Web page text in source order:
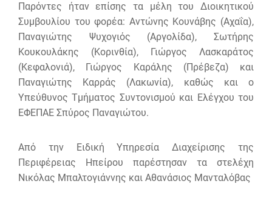
Παρόντες ήταν επίσης τα μέλη του Διοικητικού
Συμβουλίου του φορέα: Αντώνης Κουνάβης (Αχαΐα),
Παναγιώτης Ψυχογιός (Αργολίδα), Σωτήρης
Κουκουλάκης (Κορινθία), Γιώργος Λασκαράτος
(Κεφαλονιά), Γιώργος Καράλης (Πρέβεζα) και
Παναγιώτης Καρράς (Λακωνία), καθώς και ο
Υπεύθυνος Τμήματος Συντονισμού και Ελέγχου του
ΕΦΕΠΑΕ Σπύρος Παναγιώτου.
Από την Ειδική Υπηρεσία Διαχείρισης της
Περιφέρειας Ηπείρου παρέστησαν τα στελέχη
Νικόλας Μπαλτογιάννης και Αθανάσιος Μανταλόβας